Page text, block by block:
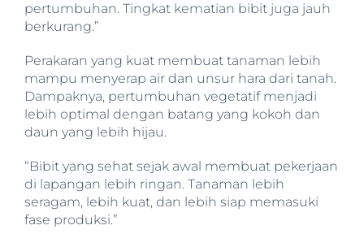
pertumbuhan. Tingkat kematian bibit juga jauh
berkurang.”
Perakaran yang kuat membuat tanaman lebih
mampu menyerap air dan unsur hara dari tanah.
Dampaknya, pertumbuhan vegetatif menjadi
lebih optimal dengan batang yang kokoh dan
daun yang lebih hijau.
“Bibit yang sehat sejak awal membuat pekerjaan
di lapangan lebih ringan. Tanaman lebih
seragam, lebih kuat, dan lebih siap memasuki
fase produksi.”